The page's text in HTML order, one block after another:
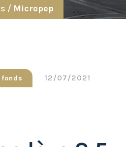
fonds 12/07/2021
/ Micropep